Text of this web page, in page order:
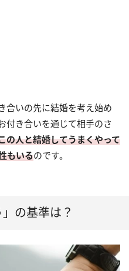
合いの先に結婚を考え始め
付き合いを通じて相手のさ
の人と結婚してうまくやって
もいるのです。
の基準は？